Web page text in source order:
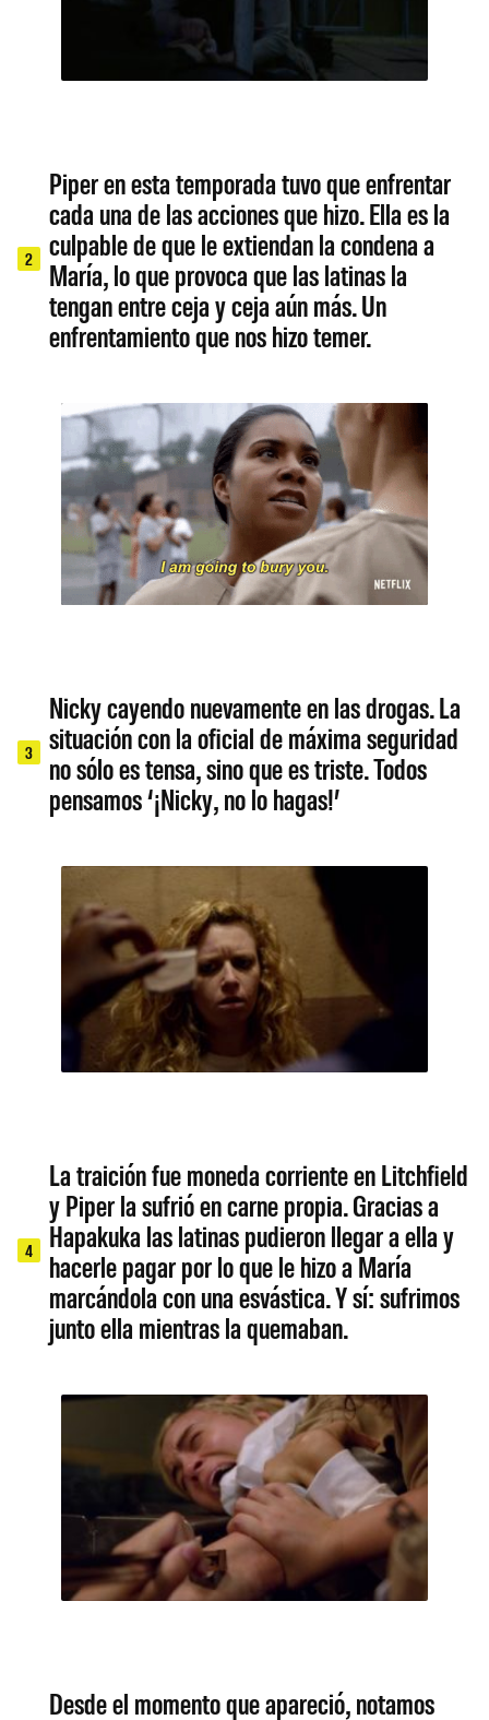
2
Piper en esta temporada tuvo que enfrentar
cada una de las acciones que hizo. Ella es la
culpable de que le extiendan la condena a
María, lo que provoca que las latinas la
tengan entre ceja y ceja aún más. Un
enfrentamiento que nos hizo temer.
3
Nicky cayendo nuevamente en las drogas. La
situación con la oficial de máxima seguridad
no sólo es tensa, sino que es triste. Todos
pensamos ‘¡Nicky, no lo hagas!’
4
La traición fue moneda corriente en Litchfield
y Piper la sufrió en carne propia. Gracias a
Hapakuka las latinas pudieron llegar a ella y
hacerle pagar por lo que le hizo a María
marcándola con una esvástica. Y sí: sufrimos
junto ella mientras la quemaban.
Desde el momento que apareció, notamos